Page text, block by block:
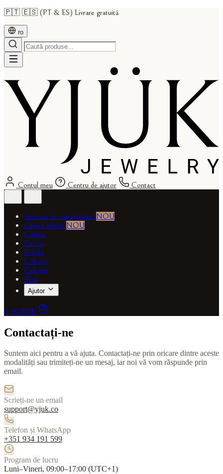
🇵🇹 🇪🇸 (PT & ES) Livrare gratuită
ro
Contul meu Centru de ajutor Contact
Asistent de cumpărături NOU
Oferte zilnice NOU
Coliere
Cercei
Brățări
Colecții
Cadouri
Blog
Ajutor
0,00 EUR
Contactați-ne
Suntem aici pentru a vă ajuta. Contactați-ne prin oricare dintre aceste
modalități sau trimiteți-ne un mesaj, iar noi vă vom răspunde prin
email.
Scrieți-ne un email
support@yjuk.co
Telefon și WhatsApp
+351 934 191 599
Program de lucru
Luni–Vineri, 09:00–17:00 (UTC+1)